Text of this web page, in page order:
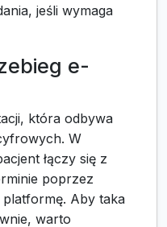
jeśli wymaga
e-
która odbywa
W
łączy się z
poprzez
Aby taka
warto